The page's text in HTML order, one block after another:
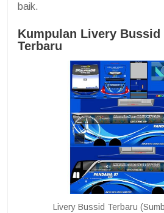
baik.
Kumpulan Livery Bussid
Terbaru
Livery Bussid Terbaru